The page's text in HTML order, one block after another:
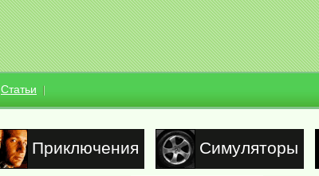
Статьи
Приключения Симуляторы